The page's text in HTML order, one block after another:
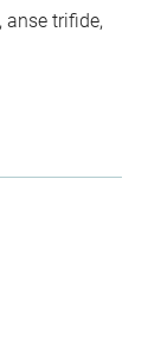
anse trifide,